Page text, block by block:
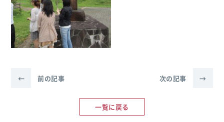
← 前の記事
一覧に戻る
次の記事 →